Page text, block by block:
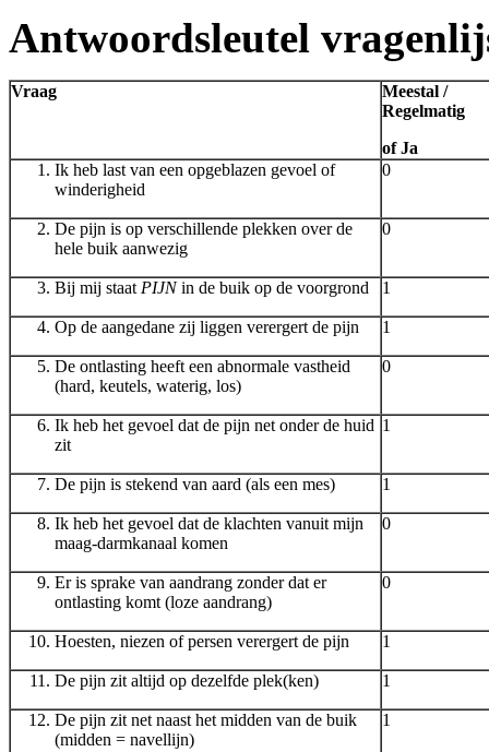
Antwoordsleutel
Vraag
Meestal /
Regelmatig
of Ja
Ik heb last van een opgeblazen gevoel of
winderigheid
0
De pijn is op verschillende plekken over de
hele buik aanwezig
0
Bij mij staatPIJNin de buik op de voorgrond 1
Op de aangedane zij liggen verergert de pijn 1
De ontlasting heeft een abnormale vastheid
(hard, keutels, waterig, los)
0
Ik heb het gevoel dat de pijn net onder de huid
zit
1
De pijn is stekend van aard (als een mes) 1
Ik heb het gevoel dat de klachten vanuit mijn
maag-darmkanaal komen
0
Er is sprake van aandrang zonder dat er
ontlasting komt (loze aandrang)
0
Hoesten, niezen of persen verergert de pijn 1
De pijn zit altijd op dezelfde plek(ken) 1
De pijn zit net naast het midden van de buik
(midden = navellijn)
1